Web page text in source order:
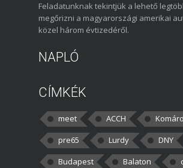
Feladatunknak tekintjük a lehető
megőrizni a magyarországi amerikai
közel három évtizedéről.
NAPLÓ
CÍMKÉK
meet ACCH
pre65
Lurdy
DNY
Budapest
Balaton